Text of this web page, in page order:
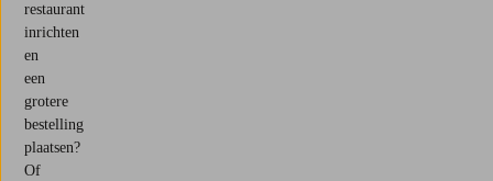
restaurant
inrichten
en
een
grotere
bestelling
plaatsen?
Of